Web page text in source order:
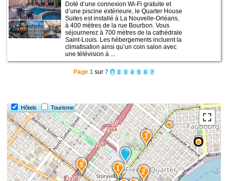
Doté d’une connexion Wi-Fi gratuite et
d’une piscine extérieure, le Quarter House
Suites est installé à La Nouvelle-Orléans,
à 400 mètres de la rue Bourbon. Vous
séjournerez à 700 mètres de la cathédrale
Saint-Louis. Les hébergements incluent la
climatisation ainsi qu’un coin salon avec
une télévision à ...
Page 1 sur 7 1 2 3 4 5 6 7
Hôtels Tourisme
9
3
2
1